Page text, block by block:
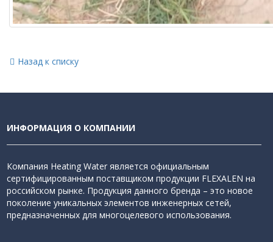
Назад к списку
ИНФОРМАЦИЯ О КОМПАНИИ
Компания Heating Water является официальным
сертифицированным поставщиком продукции FLEXALEN на
российском рынке. Продукция данного бренда – это новое
поколение уникальных элементов инженерных сетей,
предназначенных для многоцелевого использования.